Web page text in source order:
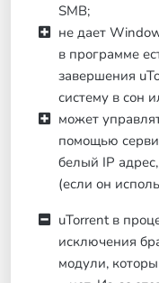
SMB;
не дает
в программе
завершения
систему в сон
может
помощью
белый IP
(если он
uTorrent в
исключения
модули,